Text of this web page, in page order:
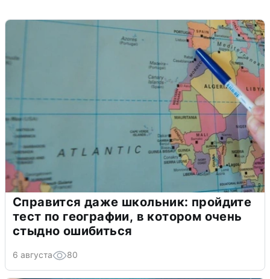
Справится даже школьник: пройдите
тест по географии, в котором очень
стыдно ошибиться
6 августа 80